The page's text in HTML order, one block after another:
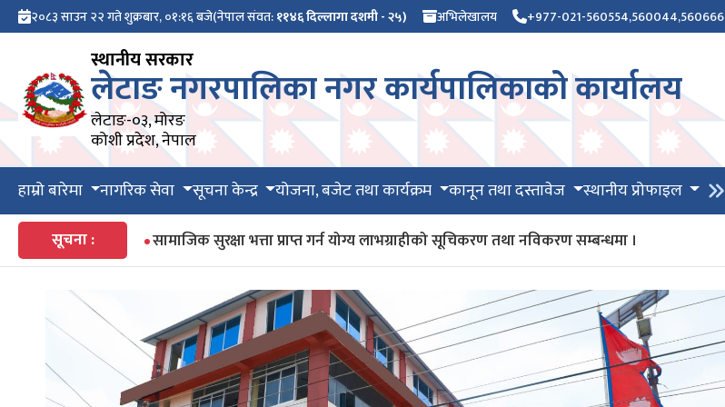
२०८३ साउन २२ गते शुक्रबार, ०१:१६ बजे(नेपाल संवत:११४६ दिल्लागा दशमी - २५) अभिलेखालय +977-021-560554,560044,560666
स्थानीय सरकार
लेटाङ नगरपालिका नगर कार्यपालिकाको कार्यालय
लेटाङ-०३, मोरङ
कोशी प्रदेश, नेपाल
हाम्रो बारेमा नागरिक सेवा सूचना केन्द्र योजना, बजेट तथा कार्यक्रम कानून तथा दस्तावेज स्थानीय प्रोफाइल
सूचना : सामाजिक सुरक्षा भत्ता प्राप्त गर्न योग्य लाभग्राहीको सूचिकरण तथा नविकरण सम्बन्धमा ।